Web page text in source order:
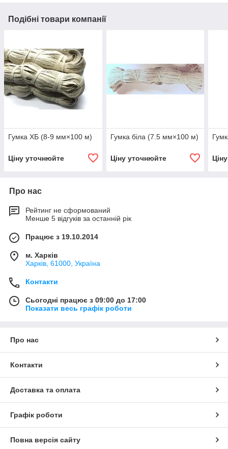
Подібні товари компанії
Гумка ХБ (8-9 мм×100 м)
Ціну уточнюйте
Гумка біла (7.5 мм×100 м)
Ціну уточнюйте
Про нас
Рейтинг не сформований
Менше 5 відгуків за останній рік
Працює з 19.10.2014
м. Харків
Харків, 61000, Україна
Контакти
Сьогодні працює з 09:00 до 17:00
Показати весь графік роботи
Про нас
Контакти
Доставка та оплата
Графік роботи
Повна версія сайту